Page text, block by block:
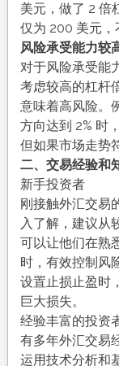
美元，做了 2 倍
仅为 200 美元，
风险承受能力较
对于风险承受能
考虑较高的杠杆
意味着高风险。
方向达到 2% 时
但如果市场走势
二、交易经验和
新手投资者
刚接触外汇交易
入了解，建议从
可以让他们在熟
时，有效控制风
设置止损止盈时
巨大损失。
经验丰富的投资
有多年外汇交易
运用技术分析和